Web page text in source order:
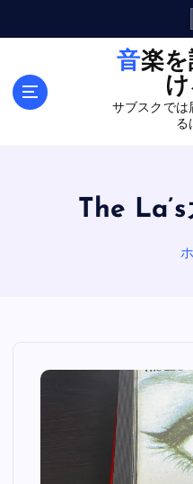
音楽を語らして
け
サブスクでは
る
The